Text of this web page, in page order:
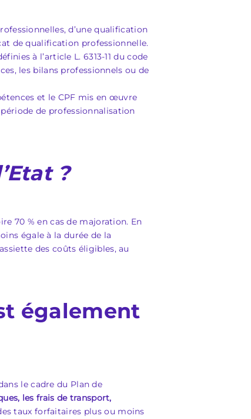
d’une qualification
de qualification professionnelle.
à l’article L. 6313-11 du code
les bilans professionnels ou de
et le CPF mis en œuvre
de professionnalisation
?
70 % en cas de majoration. En
égale à la durée de la
des coûts éligibles, au
également
le cadre du Plan de
les frais de transport,
taux forfaitaires plus ou moins